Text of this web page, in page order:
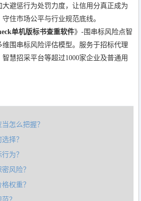
避惩行为处罚力度，让信用分真正成为
住市场公平与行业规范底线。
单机版标书查重软件》-围串标风险点智
围串标风险评估模型。服务于招标代理
慧招采平台等超过1000家企业及普通用
怎么把握？
择？
为？
风险？
权重？